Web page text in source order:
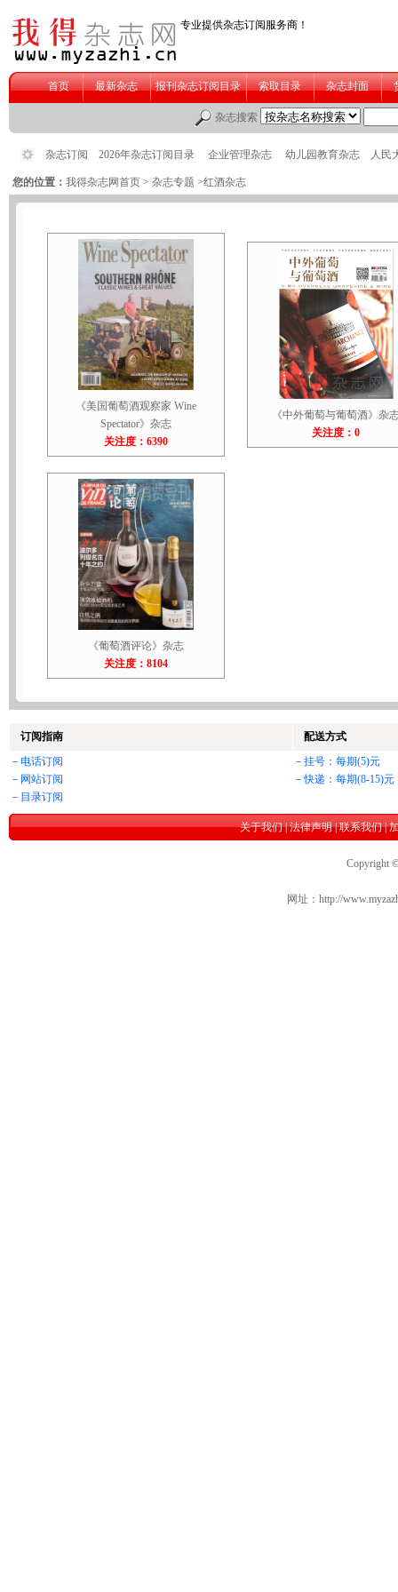
您的位置： 我得杂志网首页 > 杂志专题 >红酒杂志
《美国葡萄酒观察家 Wine
Spectator》杂志
关注度：6390
《中外葡萄与葡萄酒》杂
关注度：0
《葡萄酒评论》杂志
关注度：8104